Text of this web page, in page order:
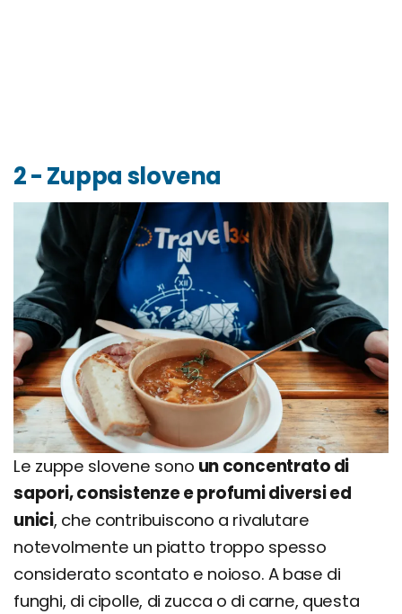
2 - Zuppa slovena
Le zuppe slovene sono un concentrato di
sapori, consistenze e profumi diversi ed
unici, che contribuiscono a rivalutare
notevolmente un piatto troppo spesso
considerato scontato e noioso. A base di
funghi, di cipolle, di zucca o di carne, questa